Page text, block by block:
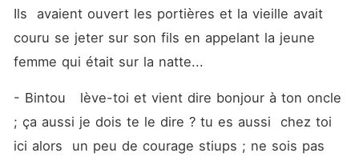
Ils  avaient ouvert les portières et la vieille avait
couru se jeter sur son fils en appelant la jeune
femme qui était sur la natte...
- Bintou   lève-toi et vient dire bonjour à ton oncle
; ça aussi je dois te le dire ? tu es aussi  chez toi
ici alors  un peu de courage stiups ; ne sois pas